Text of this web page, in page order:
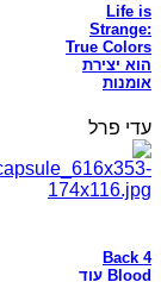
Life is
Strange:
True Colors
הוא יצירת
אומנות
עדי פרל
Back 4
Blood עוד